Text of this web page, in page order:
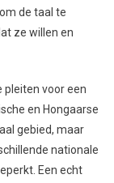
de taal te
ze willen en
pleiten voor een
en Hongaarse
gebied, maar
nationale
Een echt